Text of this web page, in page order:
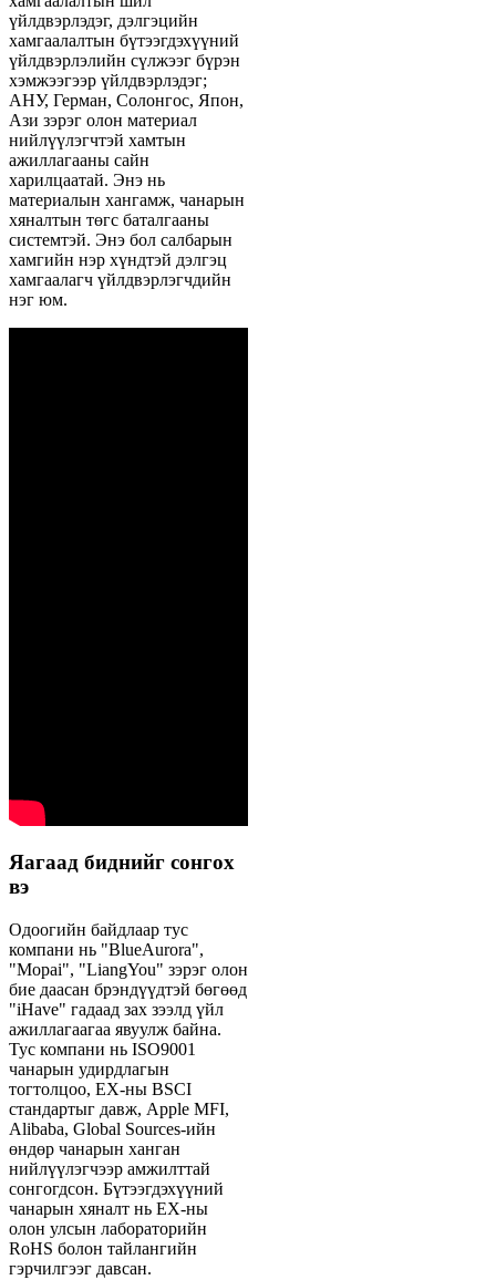
үйлдвэрлэдэг, дэлгэцийн
хамгаалалтын бүтээгдэхүүний
үйлдвэрлэлийн сүлжээг бүрэн
хэмжээгээр үйлдвэрлэдэг;
АНУ, Герман, Солонгос, Япон,
Ази зэрэг олон материал
нийлүүлэгчтэй хамтын
ажиллагааны сайн
харилцаатай. Энэ нь
материалын хангамж, чанарын
хяналтын төгс баталгааны
системтэй. Энэ бол салбарын
хамгийн нэр хүндтэй дэлгэц
хамгаалагч үйлдвэрлэгчдийн
нэг юм.
Яагаад биднийг сонгох
вэ
Одоогийн байдлаар тус
компани нь "BlueAurora",
"Mopai", "LiangYou" зэрэг олон
бие даасан брэндүүдтэй бөгөөд
"iHave" гадаад зах зээлд үйл
ажиллагаагаа явуулж байна.
Тус компани нь ISO9001
чанарын удирдлагын
тогтолцоо, ЕХ-ны BSCI
стандартыг давж, Apple MFI,
Alibaba, Global Sources-ийн
өндөр чанарын ханган
нийлүүлэгчээр амжилттай
сонгогдсон. Бүтээгдэхүүний
чанарын хяналт нь ЕХ-ны
олон улсын лабораторийн
RoHS болон тайлангийн
гэрчилгээг давсан.